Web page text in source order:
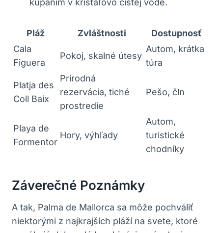
Pláž Zvláštnosti
Dostupnosť
Cala
Figuera
Pokoj, skalné útesy
Autom, krátka
túra
Platja des
Coll Baix
Prírodná
rezervácia, tiché
prostredie
Pešo, čln
Playa de
Formentor
Hory, výhľady
Autom,
turistické
chodníky
Záverečné Poznámky
A tak, Palma de Mallorca sa môže pochváliť
niektorými z najkrajších pláží na svete, ktoré